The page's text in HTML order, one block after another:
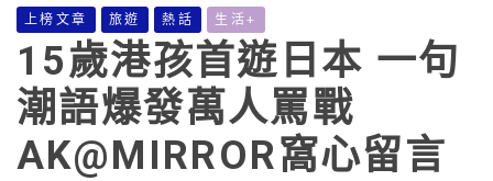
上榜文章 旅遊 熱話 生活+
15歲港孩首遊日本 一句
潮語爆發萬人罵戰
AK@MIRROR窩心留言